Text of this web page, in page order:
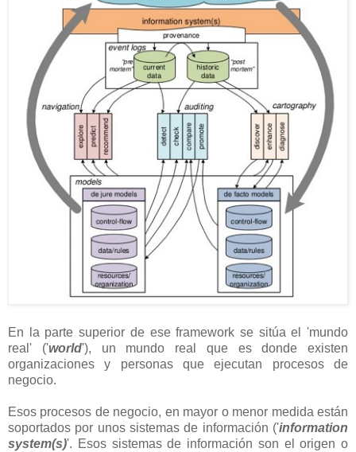
En la parte superior de ese framework se sitúa el 'mundo
real' ('world'), un mundo real que es donde existen
organizaciones y personas que ejecutan procesos de
negocio.
Esos procesos de negocio, en mayor o menor medida están
soportados por unos sistemas de información ('information
system(s)'. Esos sistemas de información son el origen o